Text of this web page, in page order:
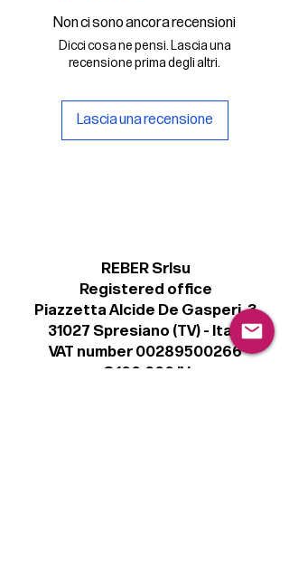
- la licenza d'uso delle grafiche
Il File SVG è compatibile con Adobe,
Cricut Design, Cricut
Procreate e Affinity
Non ci sono ancora recensioni
Dicci cosa ne pensi. Lascia una
recensione prima degli altri.
Lascia una recensione
REBER Srlsu
Registered office
Piazzetta Alcide De Gasperi, 3
31027 Spresiano (TV) - Italy
VAT number 00289500266
€ 100.000 IV